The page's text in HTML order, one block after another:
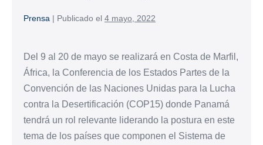
Prensa | Publicado el 4 mayo, 2022
Del 9 al 20 de mayo se realizará en Costa de Marfil,
África, la Conferencia de los Estados Partes de la
Convención de las Naciones Unidas para la Lucha
contra la Desertificación (COP15) donde Panamá
tendrá un rol relevante liderando la postura en este
tema de los países que componen el Sistema de